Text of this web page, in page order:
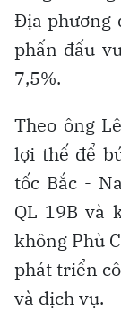
Địa phương
phấn đấu
7,5%.
Theo ông
lợi thế để
tốc Bắc -
QL 19B và
không Phù
phát triển
và dịch vụ.